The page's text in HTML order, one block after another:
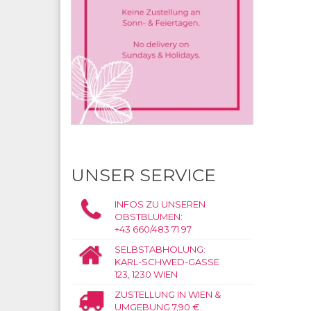
UNSER SERVICE
INFOS ZU UNSEREN
OBSTBLUMEN:
+43 660/483 71 97
SELBSTABHOLUNG:
KARL-SCHWED-GASSE
123, 1230 WIEN
ZUSTELLUNG IN WIEN &
UMGEBUNG 7,90 €.